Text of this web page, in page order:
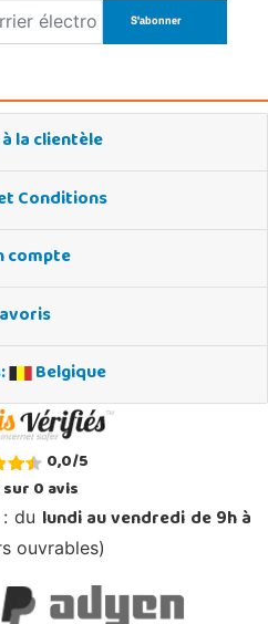
la clientèle
Conditions
compte
Belgique
0,0/5
0avis
du lundi au vendredi de 9h à
ouvrables)